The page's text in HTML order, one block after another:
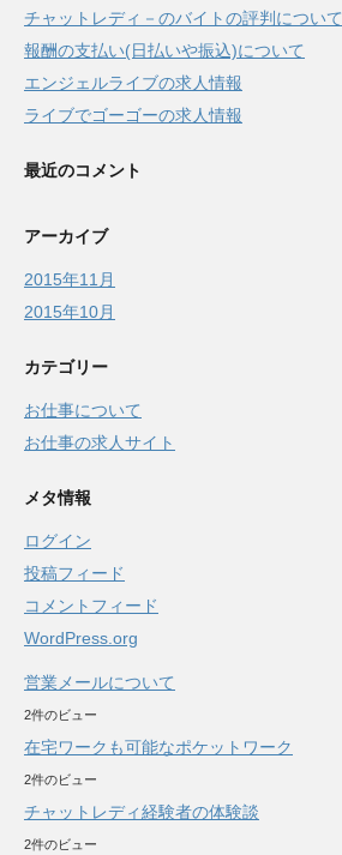
チャットレディ－のバイトの評判について
報酬の支払い(日払いや振込)について
エンジェルライブの求人情報
ライブでゴーゴーの求人情報
最近のコメント
アーカイブ
2015年11月
2015年10月
カテゴリー
お仕事について
お仕事の求人サイト
メタ情報
ログイン
投稿フィード
コメントフィード
WordPress.org
営業メールについて
2件のビュー
在宅ワークも可能なポケットワーク
2件のビュー
チャットレディ経験者の体験談
2件のビュー